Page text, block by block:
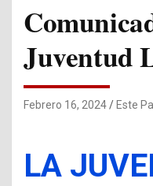
Juventud
Febrero 16, 2024 Este
LA